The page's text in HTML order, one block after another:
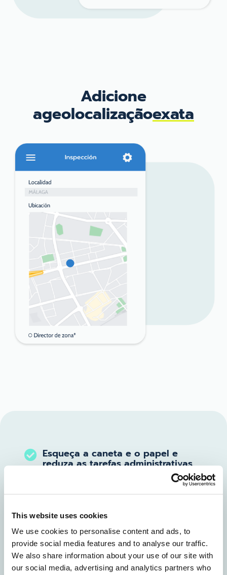
This website uses cookies
We use cookies to personalise content and ads, to
provide social media features and to analyse our traffic.
We also share information about your use of our site with
our social media, advertising and analytics partners who
Adicione
ageolocalizaçãoexata
Esqueça a caneta e o papel e
reduza as tarefas administrativas.
Não desperdice o final do dia a
introduzir dados no computador e
Preencha os seus formulários em
minutos, diretamente a partir do
local de trabalho!